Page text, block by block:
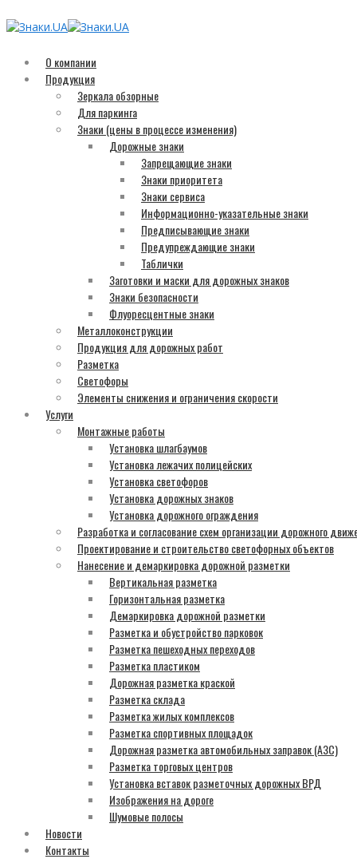
О компании
Продукция
Зеркала обзорные
Для паркинга
Знаки (цены в процессе изменения)
Дорожные знаки
Запрещающие знаки
Знаки приоритета
Знаки сервиса
Информационно-указательные знаки
Предписывающие знаки
Предупреждающие знаки
Таблички
Заготовки и маски для дорожных знаков
Знаки безопасности
Флуоресцентные знаки
Металлоконструкции
Продукция для дорожных работ
Разметка
Светофоры
Элементы снижения и ограничения скорости
Услуги
Монтажные работы
Установка шлагбаумов
Установка лежачих полицейских
Установка светофоров
Установка дорожных знаков
Установка дорожного ограждения
Разработка и согласование схем организации дорожного
Проектирование и строительство светофорных объектов
Нанесение и демаркировка дорожной разметки
Вертикальная разметка
Горизонтальная разметка
Демаркировка дорожной разметки
Разметка и обустройство парковок
Разметка пешеходных переходов
Разметка пластиком
Дорожная разметка краской
Разметка склада
Разметка жилых комплексов
Разметка спортивных площадок
Дорожная разметка автомобильных заправок (АЗС)
Разметка торговых центров
Установка вставок разметочных дорожных ВРД
Изображения на дороге
Шумовые полосы
Новости
Контакты